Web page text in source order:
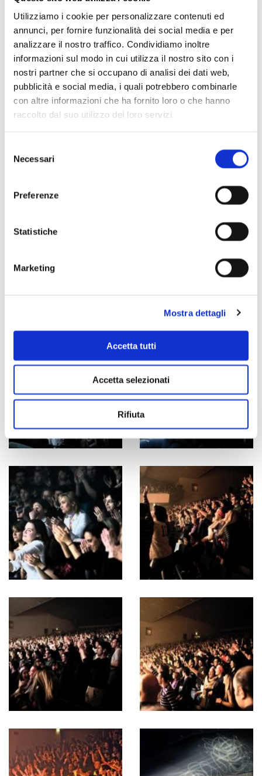
Utilizziamo i cookie per personalizzare contenuti ed
annunci, per fornire funzionalità dei social media e per
analizzare il nostro traffico. Condividiamo inoltre
informazioni sul modo in cui utilizza il nostro sito con i
nostri partner che si occupano di analisi dei dati web,
pubblicità e social media, i quali potrebbero combinarle
con altre informazioni che ha fornito loro o che hanno
raccolto dal suo utilizzo dei loro servizi.
delNecessari
Preferenze
Statistiche
Marketing
Mostra dettagli
Accetta tutti
Accetta selezionati
Rifiuta